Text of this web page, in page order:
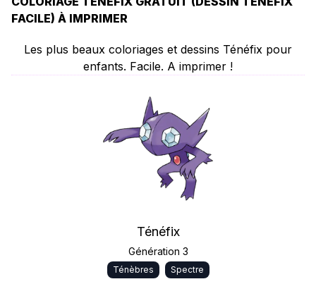
FACILE) À IMPRIMER
Les plus beaux coloriages et dessins Ténéfix pour
enfants. Facile. A imprimer !
Ténéfix
Génération 3
Ténèbres Spectre